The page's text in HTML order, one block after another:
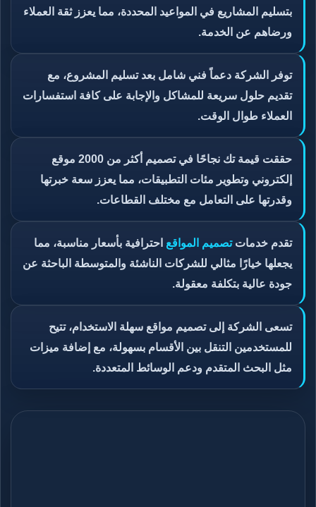
بتسليم المشاريع في المواعيد المحددة، مما يعزز ثقة العملاء
ورضاهم عن الخدمة.
توفر الشركة دعماً فني شامل بعد تسليم المشروع، مع
تقديم حلول سريعة للمشاكل والإجابة على كافة استفسارات
العملاء طوال الوقت.
حققت قيمة تك نجاحًا في تصميم أكثر من 2000 موقع
إلكتروني وتطوير مئات التطبيقات، مما يعزز سعة خبرتها
وقدرتها على التعامل مع مختلف القطاعات.
تقدم خدمات تصميم المواقع احترافية بأسعار مناسبة، مما
يجعلها خيارًا مثالي للشركات الناشئة والمتوسطة الباحثة عن
جودة عالية بتكلفة معقولة.
تسعى الشركة إلى تصميم مواقع سهلة الاستخدام، تتيح
للمستخدمين التنقل بين الأقسام بسهولة، مع إضافة ميزات
مثل البحث المتقدم ودعم الوسائط المتعددة.